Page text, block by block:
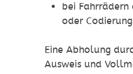
bei Fahrrädern
oder
Eine Abholung
Ausweis und